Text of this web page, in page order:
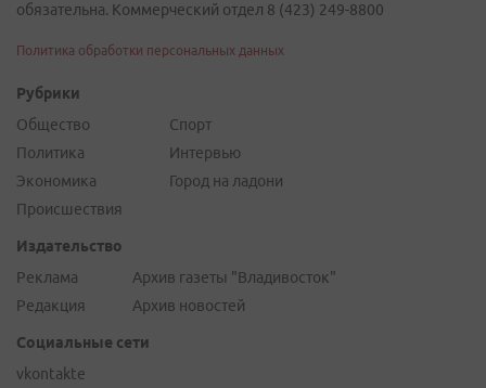
обязательна. Коммерческий отдел 8 (423) 249-8800
Политика обработки персональных данных
Рубрики
Общество
Политика
Экономика
Происшествия
Спорт
Интервью
Город на ладони
Издательство
Реклама
Редакция
Архив газеты "Владивосток"
Архив новостей
Социальные сети
vkontakte